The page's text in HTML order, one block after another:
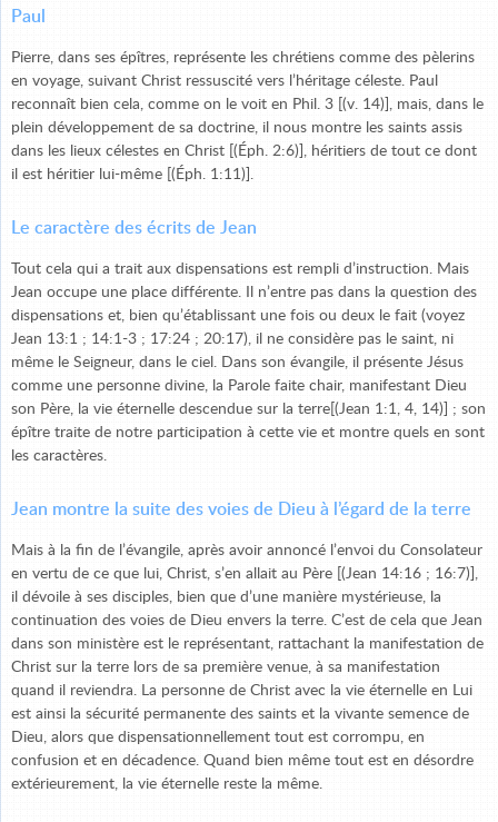
Paul
Pierre, dans ses épîtres, représente les chrétiens comme des pèlerins
en voyage, suivant Christ ressuscité vers l’héritage céleste. Paul
reconnaît bien cela, comme on le voit en Phil. 3 [(v. 14)], mais, dans le
plein développement de sa doctrine, il nous montre les saints assis
dans les lieux célestes en Christ [(Éph. 2:6)], héritiers de tout ce dont
il est héritier lui-même [(Éph. 1:11)].
Le caractère des écrits de Jean
Tout cela qui a trait aux dispensations est rempli d’instruction. Mais
Jean occupe une place différente. Il n’entre pas dans la question des
dispensations et, bien qu’établissant une fois ou deux le fait (voyez
Jean 13:1 ; 14:1-3 ; 17:24 ; 20:17), il ne considère pas le saint, ni
même le Seigneur, dans le ciel. Dans son évangile, il présente Jésus
comme une personne divine, la Parole faite chair, manifestant Dieu
son Père, la vie éternelle descendue sur la terre[(Jean 1:1, 4, 14)] ; son
épître traite de notre participation à cette vie et montre quels en sont
les caractères.
Jean montre la suite des voies de Dieu à l’égard de la terre
Mais à la fin de l’évangile, après avoir annoncé l’envoi du Consolateur
en vertu de ce que lui, Christ, s’en allait au Père [(Jean 14:16 ; 16:7)],
il dévoile à ses disciples, bien que d’une manière mystérieuse, la
continuation des voies de Dieu envers la terre. C’est de cela que Jean
dans son ministère est le représentant, rattachant la manifestation de
Christ sur la terre lors de sa première venue, à sa manifestation
quand il reviendra. La personne de Christ avec la vie éternelle en Lui
est ainsi la sécurité permanente des saints et la vivante semence de
Dieu, alors que dispensationnellement tout est corrompu, en
confusion et en décadence. Quand bien même tout est en désordre
extérieurement, la vie éternelle reste la même.